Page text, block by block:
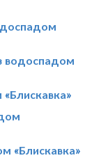
водоспадом
«Блискавка»